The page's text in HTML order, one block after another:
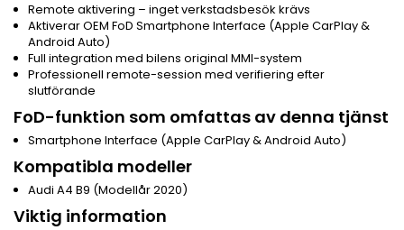
Remote aktivering – inget verkstadsbesök krävs
Aktiverar OEM FoD Smartphone Interface (Apple CarPlay &
Android Auto)
Full integration med bilens original MMI-system
Professionell remote-session med verifiering efter
slutförande
FoD-funktion som omfattas av denna tjänst
Smartphone Interface (Apple CarPlay & Android Auto)
Kompatibla modeller
Audi A4 B9 (Modellår 2020)
Viktig information